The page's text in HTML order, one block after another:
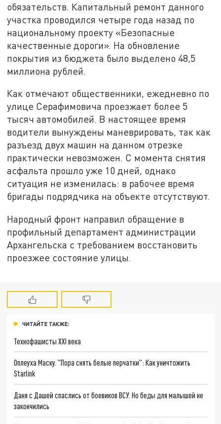
обязательств. Капитальный ремонт данного
участка проводился четыре года назад по
национальному проекту «Безопасные
качественные дороги». На обновление
покрытия из бюджета было выделено 48,5
миллиона рублей.
Как отмечают общественники, ежедневно по
улице Серафимовича проезжает более 5
тысяч автомобилей. В настоящее время
водители вынуждены маневрировать, так как
разъезд двух машин на данном отрезке
практически невозможен. С момента снятия
асфальта прошло уже 10 дней, однако
ситуация не изменилась: в рабочее время
бригады подрядчика на объекте отсутствуют.
Народный фронт направил обращение в
профильный департамент администрации
Архангельска с требованием восстановить
проезжее состояние улицы.
ЧИТАЙТЕ ТАКЖЕ:
Технофашисты XXI века
Оплеуха Маску. "Пора снять белые перчатки": Как уничтожить
Starlink
Даня с Дашей спаслись от боевиков ВСУ. Но беды для малышей не
закончились